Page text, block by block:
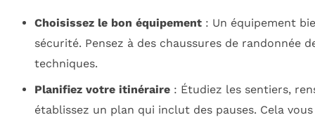
Choisissez le bon équipement: Un équipement
sécurité. Pensez à des chaussures de randonnée
techniques.
Planifiez votre itinéraire: Étudiez les sentiers,
établissez un plan qui inclut des pauses. Cela